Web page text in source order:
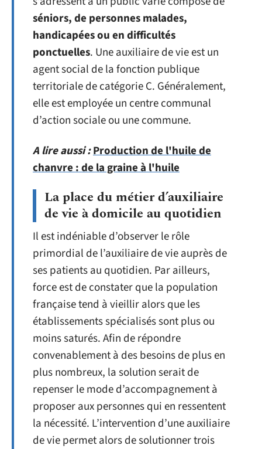
séniors, de personnes malades,
handicapées ou en difficultés
ponctuelles. Une auxiliaire de vie est un
agent social de la fonction publique
territoriale de catégorie C. Généralement,
elle est employée un centre communal
d’action sociale ou une commune.
A lire aussi :Production de l'huile de
chanvre : de la graine à l'huile
La place du métier d’auxiliaire
de vie à domicile au quotidien
Il est indéniable d’observer le rôle
primordial de l’auxiliaire de vie auprès de
ses patients au quotidien. Par ailleurs,
force est de constater que la population
française tend à vieillir alors que les
établissements spécialisés sont plus ou
moins saturés. Afin de répondre
convenablement à des besoins de plus en
plus nombreux, la solution serait de
repenser le mode d’accompagnement à
proposer aux personnes qui en ressentent
la nécessité. L’intervention d’une auxiliaire
de vie permet alors de solutionner trois